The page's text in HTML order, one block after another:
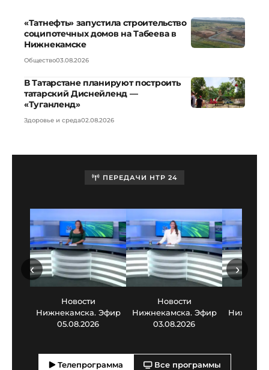
«Татнефть» запустила строительство
соципотечных домов на Табеева в
Нижнекамске
Общество03.08.2026
В Татарстане планируют построить
татарский Диснейленд —
«Туганленд»
Здоровье и среда02.08.2026
ПЕРЕДАЧИ НТР 24
Новости
Нижнекамска. Эфир
05.08.2026
Новости
Нижнекамска. Эфир
03.08.2026
‹ ›
Телепрограмма Все программы